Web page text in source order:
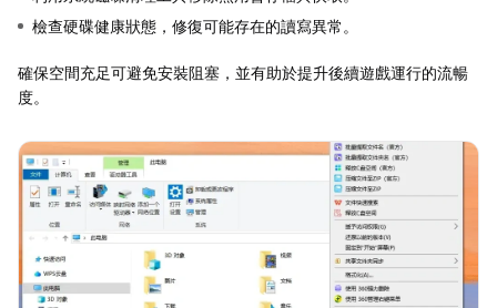
檢查硬碟健康狀態，修復可能存在的讀寫異常。
確保空間充足可避免安裝阻塞，並有助於提升後續遊戲運行的流暢
度。